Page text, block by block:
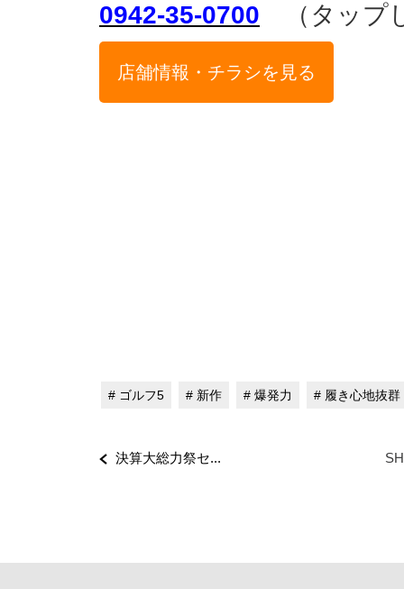
0942-35-0700 （タップ
店舗情報・チラシを見る
# ゴルフ5 # 新作 # 爆発力 # 履き心地抜群
決算大総力祭セ...